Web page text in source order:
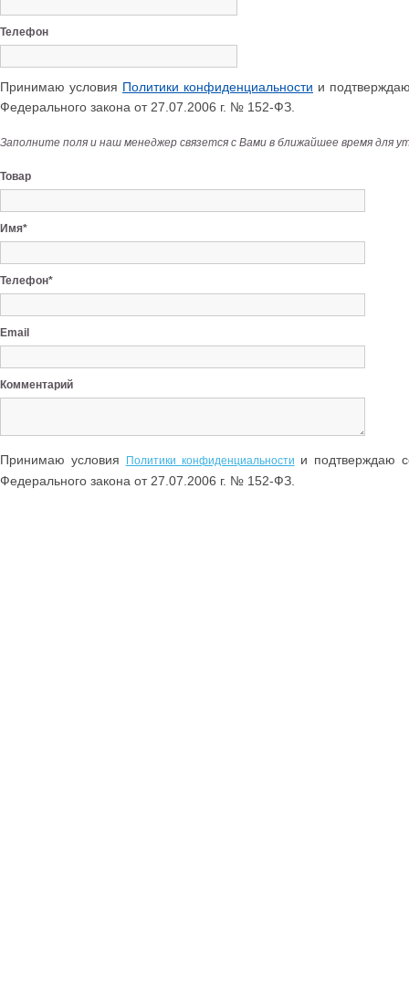
Телефон
Принимаю условия Политики конфиденциальности и
Федерального закона от 27.07.2006 г. № 152-ФЗ.
Заполните поля и наш менеджер связется с Вами в ближайшее время для
Товар
Имя*
Телефон*
Email
Комментарий
Принимаю условия Политики конфиденциальности и подтверждаю
Федерального закона от 27.07.2006 г. № 152-ФЗ.